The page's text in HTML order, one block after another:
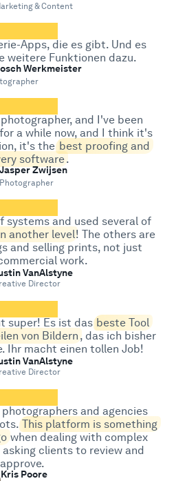
& Content
Apps, die es gibt. Und es
weitere Funktionen dazu.
Werkmeister
and I've been
a while now, and I think it's
it's thebest proofing and
software.
Zwijsen
systems and used several of
another level! The others are
and selling prints, not just
work.
VanAlstyne
Director
super! Es ist dasbeste Tool
von Bildern , das ich bisher
Ihr macht einen tollen Job!
VanAlstyne
Director
and agencies
This platform is something
when dealing with complex
clients to review and
approve.
Kris Poore